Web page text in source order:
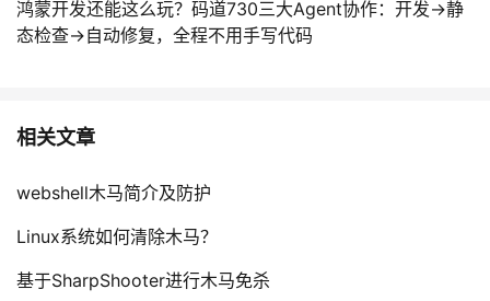
鸿蒙开发还能这么玩？码道730三大Agent协作：开发→静
态检查→自动修复，全程不用手写代码
相关文章
webshell木马简介及防护
Linux系统如何清除木马？
基于SharpShooter进行木马免杀